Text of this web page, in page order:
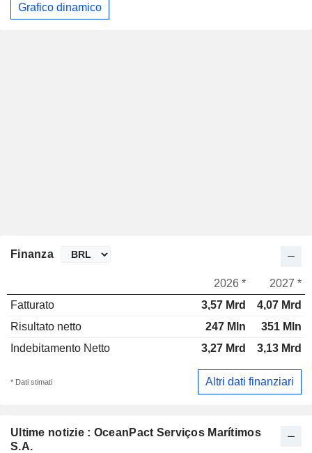
Grafico dinamico
Ultime notizie : OceanPact Serviços Marítimos
S.A.
Finanza
2026 *
2027 *
Fatturato
3,57 Mrd
4,07 Mrd
Risultato netto
247 Mln
351 Mln
Indebitamento Netto
3,27 Mrd 3,13 Mrd
* Dati stimati Altri dati finanziari